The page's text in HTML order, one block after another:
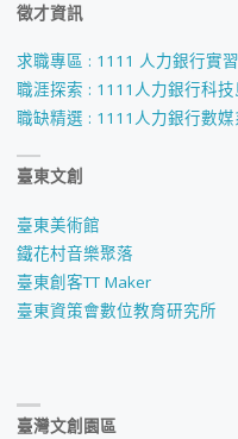
徵才資訊
求職專區 : 1111 人力銀行實
職涯探索 : 1111人力銀行科
職缺精選 : 1111人力銀行數
臺東文創
臺東美術館
鐵花村音樂聚落
臺東創客TT Maker
臺東資策會數位教育研究所
臺灣文創園區